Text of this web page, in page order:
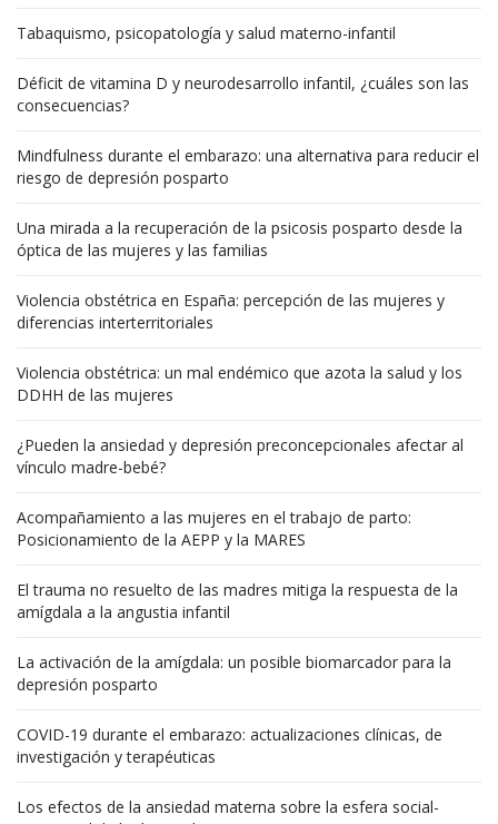
Tabaquismo, psicopatología y salud materno-infantil
Déficit de vitamina D y neurodesarrollo infantil, ¿cuáles son las
consecuencias?
Mindfulness durante el embarazo: una alternativa para reducir el
riesgo de depresión posparto
Una mirada a la recuperación de la psicosis posparto desde la
óptica de las mujeres y las familias
Violencia obstétrica en España: percepción de las mujeres y
diferencias interterritoriales
Violencia obstétrica: un mal endémico que azota la salud y los
DDHH de las mujeres
¿Pueden la ansiedad y depresión preconcepcionales afectar al
vínculo madre-bebé?
Acompañamiento a las mujeres en el trabajo de parto:
Posicionamiento de la AEPP y la MARES
El trauma no resuelto de las madres mitiga la respuesta de la
amígdala a la angustia infantil
La activación de la amígdala: un posible biomarcador para la
depresión posparto
COVID-19 durante el embarazo: actualizaciones clínicas, de
investigación y terapéuticas
Los efectos de la ansiedad materna sobre la esfera social-